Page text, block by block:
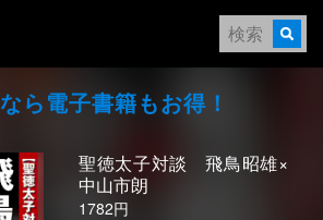
なら電⼦書籍もお得！
聖徳太子対談 飛鳥昭雄×
中山市朗
1782円